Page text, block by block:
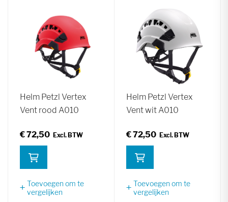
Helm Petzl Vertex
Vent rood A010
€ 72,50
Toevoegen om te
vergelijken
Helm Petzl Vertex
Vent wit A010
€ 72,50
Toevoegen om te
vergelijken